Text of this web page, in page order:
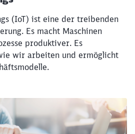
(IoT) ist eine der treibenden
Es macht Maschinen
produktiver. Es
wir arbeiten und ermöglicht